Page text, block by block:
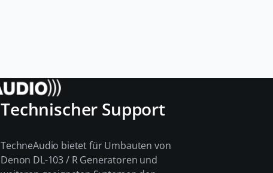
Technischer Support
TechneAudio bietet für Umbauten von
Denon DL-103 / R Generatoren und